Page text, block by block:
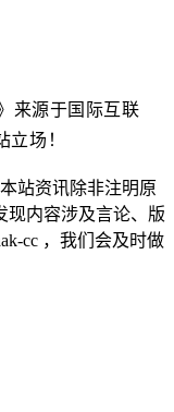
来源于国际互联
立场！
站资讯除非注明原
现内容涉及言论、版
cc ，我们会及时做